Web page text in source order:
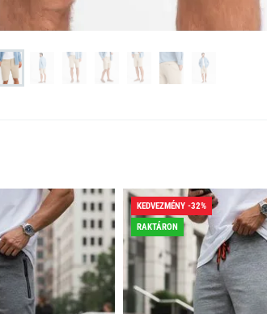
KEDVEZMÉNY -32%
RAKTÁRON